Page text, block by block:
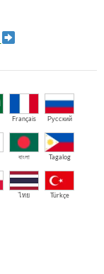
Français Русский
বাংলা Tagalog
ไทย Türkçe